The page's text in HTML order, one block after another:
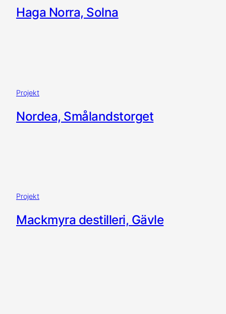
Haga Norra, Solna
Projekt
Nordea, Smålandstorget
Projekt
Mackmyra destilleri, Gävle